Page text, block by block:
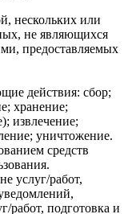
нескольких или
не являющихся
предоставляемых
действия: сбор;
хранение;
извлечение;
уничтожение.
средств
услуг/работ,
работ, подготовка и